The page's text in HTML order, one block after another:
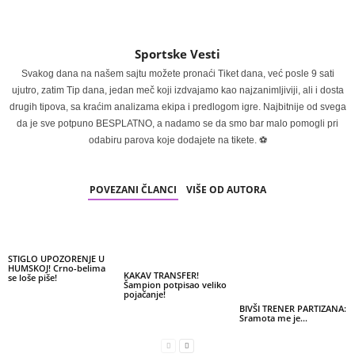
Sportske Vesti
Svakog dana na našem sajtu možete pronaći Tiket dana, već posle 9 sati
ujutro, zatim Tip dana, jedan meč koji izdvajamo kao najzanimljiviji, ali i dosta
drugih tipova, sa kraćim analizama ekipa i predlogom igre. Najbitnije od svega
da je sve potpuno BESPLATNO, a nadamo se da smo bar malo pomogli pri
odabiru parova koje dodajete na tikete. ⚽
POVEZANI ČLANCI VIŠE OD AUTORA
STIGLO UPOZORENJE U
HUMSKOJ! Crno-belima
se loše piše!
KAKAV TRANSFER!
Šampion potpisao veliko
pojačanje!
BIVŠI TRENER PARTIZANA:
Sramota me je…